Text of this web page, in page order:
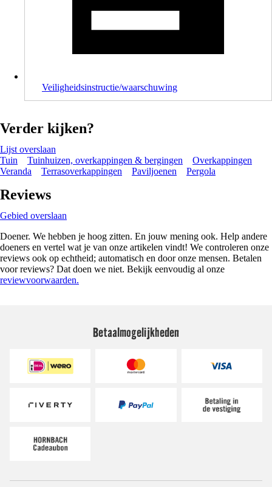
Veiligheidsinstructie/waarschuwing
Verder kijken?
Lijst overslaan
Tuin
Tuinhuizen, overkappingen & bergingen
Overkappingen
Veranda
Terrasoverkappingen Paviljoenen Pergola
Reviews
Gebied overslaan
Doener. We hebben je hoog zitten. En jouw mening ook. Help andere
doeners en vertel wat je van onze artikelen vindt! We controleren onze
reviews ook op echtheid; automatisch en door onze mensen. Betalen
voor reviews? Dat doen we niet. Bekijk eenvoudig al onze
reviewvoorwaarden.
Betaalmogelijkheden